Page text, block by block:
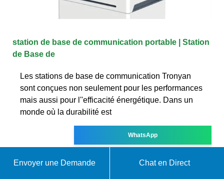
station de base de communication portable | Station
de Base de
Les stations de base de communication Tronyan
sont conçues non seulement pour les performances
mais aussi pour l''efficacité énergétique. Dans un
monde où la durabilité est
WhatsApp
Envoyer une Demande Chat en Direct